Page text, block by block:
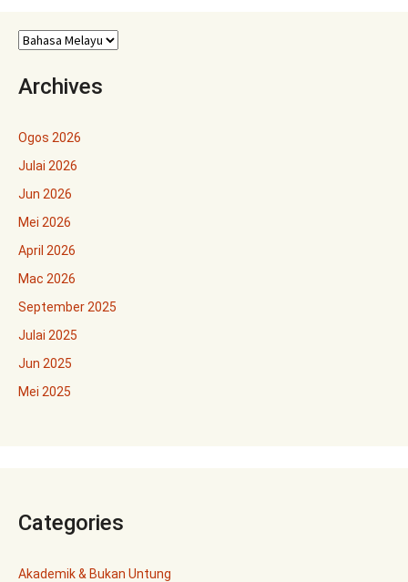
Archives
Ogos 2026
Julai 2026
Jun 2026
Mei 2026
April 2026
Mac 2026
September 2025
Julai 2025
Jun 2025
Mei 2025
Categories
Akademik & Bukan Untung